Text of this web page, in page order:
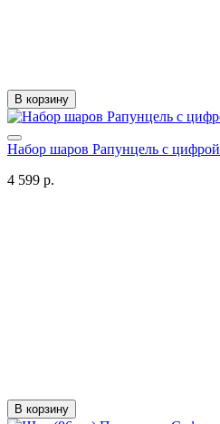
В корзину
Набор шаров Рапунцель с цифрой
4 599 р.
В корзину